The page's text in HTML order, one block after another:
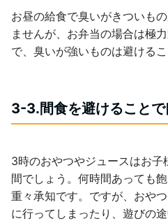
お昼の給食で臭いがきついも
ませんが、お弁当の場合は極
で、臭いが強いものは避けるこ
3-3.間食を避けること
3時のおやつやジュースはお
間でしょう。何時間あっても
重々承知です。ですが、おや
に行ってしまったり、遊びの